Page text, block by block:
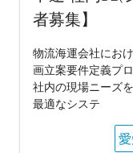
者募集】
物流海運会社にお
画立案要件定義プ
社内の現場ニーズ
最適なシステ